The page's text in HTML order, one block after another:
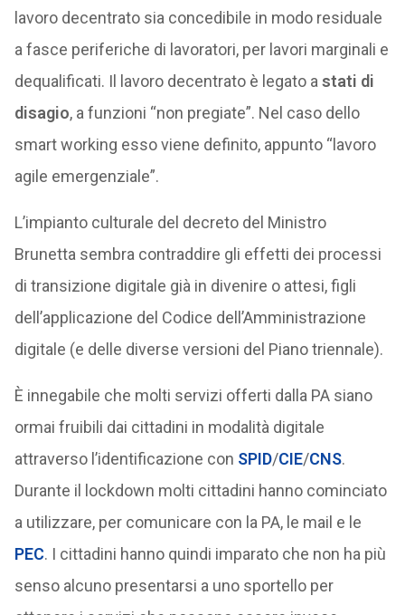
lavoro decentrato sia concedibile in modo residuale
a fasce periferiche di lavoratori, per lavori marginali e
dequalificati. Il lavoro decentrato è legato a stati di
disagio, a funzioni “non pregiate”. Nel caso dello
smart working esso viene definito, appunto “lavoro
agile emergenziale”.
L’impianto culturale del decreto del Ministro
Brunetta sembra contraddire gli effetti dei processi
di transizione digitale già in divenire o attesi, figli
dell’applicazione del Codice dell’Amministrazione
digitale (e delle diverse versioni del Piano triennale).
È innegabile che molti servizi offerti dalla PA siano
ormai fruibili dai cittadini in modalità digitale
attraverso l’identificazione con SPID/CIE/CNS.
Durante il lockdown molti cittadini hanno cominciato
a utilizzare, per comunicare con la PA, le mail e le
PEC. I cittadini hanno quindi imparato che non ha più
senso alcuno presentarsi a uno sportello per